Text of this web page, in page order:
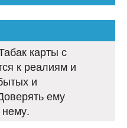
карты с
к реалиям и
и
ему